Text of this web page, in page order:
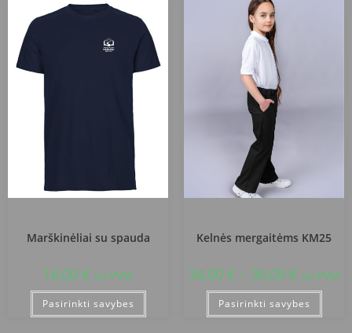
Marškinėliai su spauda
16,00 € su PVM
Pasirinkti savybes
Kelnės mergaitėms KM25
34,00 € – 36,00 € su PVM
Pasirinkti savybes